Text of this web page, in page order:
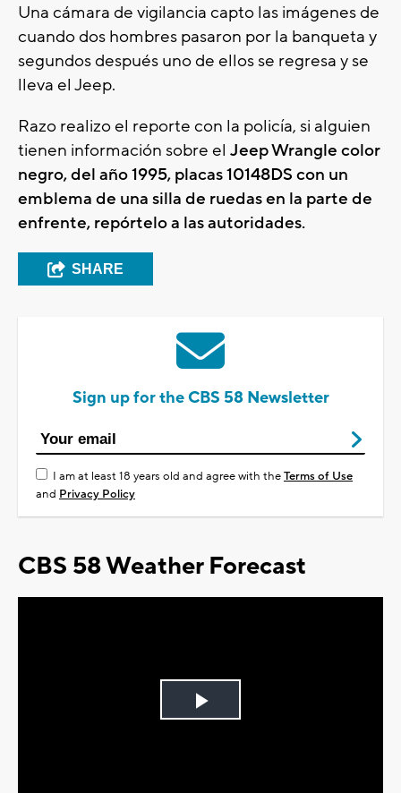
Una cámara de vigilancia capto las imágenes de
cuando dos hombres pasaron por la banqueta y
segundos después uno de ellos se regresa y se
lleva el Jeep.
Razo realizo el reporte con la policía, si alguien
tienen información sobre el Jeep Wrangle color
negro, del año 1995, placas 10148DS con un
emblema de una silla de ruedas en la parte de
enfrente, repórtelo a las autoridades.
SHARE
Sign up for the CBS 58 Newsletter
I am at least 18 years old and agree with theTerms of Use
and Privacy Policy
CBS 58 Weather Forecast
Play